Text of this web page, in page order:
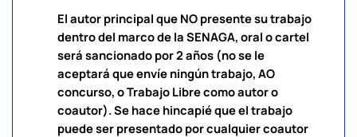
El autor principal que NO presente su trabajo
dentro del marco de la SENAGA, oral o cartel
será sancionado por 2 años (no se le
aceptará que envíe ningún trabajo, AO
concurso, o Trabajo Libre como autor o
coautor). Se hace hincapié que el trabajo
puede ser presentado por cualquier coautor